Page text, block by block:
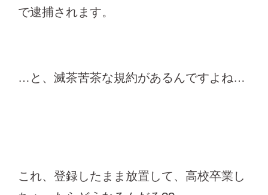
で逮捕されます。
…と、滅茶苦茶な規約があるんですよね…
これ、登録したまま放置して、高校卒業し